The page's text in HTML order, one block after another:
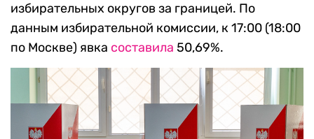
избирательных округов за границей. По
данным избирательной комиссии, к 17:00 (18:00
по Москве) явка составила 50,69%.